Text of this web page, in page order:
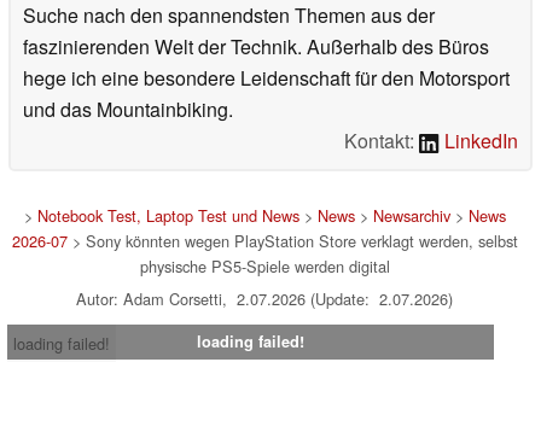
Suche nach den spannendsten Themen aus der
faszinierenden Welt der Technik. Außerhalb des Büros
hege ich eine besondere Leidenschaft für den Motorsport
und das Mountainbiking.
Kontakt:
LinkedIn
> Notebook Test, Laptop Test und News> News> Newsarchiv> News
2026-07> Sony könnten wegen PlayStation Store verklagt werden, selbst
physische PS5-Spiele werden digital
Autor: Adam Corsetti, 2.07.2026 (Update: 2.07.2026)
loading failed!
loading failed!